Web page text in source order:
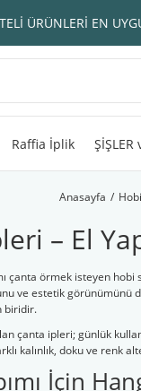
ÜRÜNLERİ EN
Raffia İplik ŞİŞLER
Anasayfa
– El
çanta örmek isteyen
ve estetik
biridir.
çanta ipleri; günlük
kalınlık, doku ve renk
İçin